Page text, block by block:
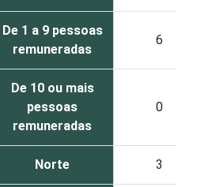
De 1 a 9 pessoas
remuneradas
6
De 10 ou mais
pessoas
remuneradas
0
Norte 3